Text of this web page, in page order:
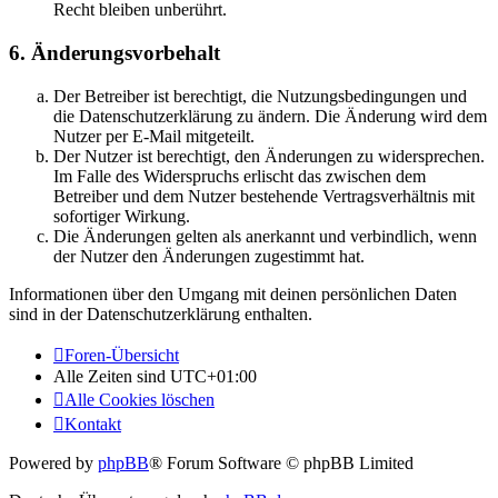
Recht bleiben unberührt.
6. Änderungsvorbehalt
Der Betreiber ist berechtigt, die Nutzungsbedingungen und
die Datenschutzerklärung zu ändern. Die Änderung wird dem
Nutzer per E-Mail mitgeteilt.
Der Nutzer ist berechtigt, den Änderungen zu widersprechen.
Im Falle des Widerspruchs erlischt das zwischen dem
Betreiber und dem Nutzer bestehende Vertragsverhältnis mit
sofortiger Wirkung.
Die Änderungen gelten als anerkannt und verbindlich, wenn
der Nutzer den Änderungen zugestimmt hat.
Informationen über den Umgang mit deinen persönlichen Daten
sind in der Datenschutzerklärung enthalten.
Foren-Übersicht
Alle Zeiten sind UTC+01:00
Alle Cookies löschen
Kontakt
Powered by phpBB® Forum Software © phpBB Limited